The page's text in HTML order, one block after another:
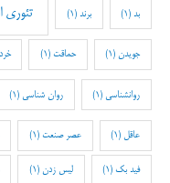
بد(1) برند (1) تئوری
جویدن (1) حماقت (1) خرد
روانشناسی (1) روان شناسی (1)
عاقل (1) عصر صنعت (1)
فید بک(1) لیس زدن (1)